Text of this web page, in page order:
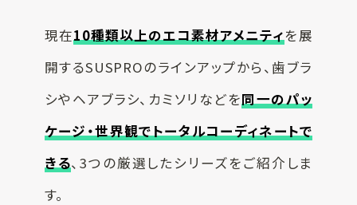
現在10種類以上のエコ素材アメニティを展
開するSUSPROのラインアップから、歯ブラ
シやヘアブラシ、カミソリなどを同一のパッ
ケージ・世界観でトータルコーディネートで
きる、3つの厳選したシリーズをご紹介しま
す。